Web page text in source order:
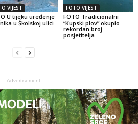
VIJEST
U tijeku uređenje
u Školskoj ulici
FOTO VIJEST
FOTO Tradicionalni
“Kupski plov” okupio
rekordan broj
posjetitelja
- Advertisement -